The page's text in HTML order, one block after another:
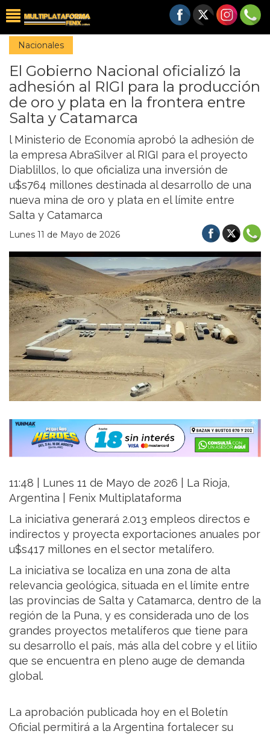
Nacionales
El Gobierno Nacional oficializó la
adhesión al RIGI para la producción
de oro y plata en la frontera entre
Salta y Catamarca
l Ministerio de Economía aprobó la adhesión de
la empresa AbraSilver al RIGI para el proyecto
Diablillos, lo que oficializa una inversión de
u$s764 millones destinada al desarrollo de una
nueva mina de oro y plata en el límite entre
Salta y Catamarca
Lunes 11 de Mayo de 2026
11:48 | Lunes 11 de Mayo de 2026 | La Rioja,
Argentina | Fenix Multiplataforma
La iniciativa generará 2.013 empleos directos e
indirectos y proyecta exportaciones anuales por
u$s417 millones en el sector metalífero.
La iniciativa se localiza en una zona de alta
relevancia geológica, situada en el límite entre
las provincias de Salta y Catamarca, dentro de la
región de la Puna, y es considerada uno de los
grandes proyectos metalíferos que tiene para
su desarrollo el país, más alla del cobre y el litiio
que se encuentra en pleno auge de demanda
global.
La aprobación publicada hoy en el Boletín
Oficial permitirá a la Argentina fortalecer su